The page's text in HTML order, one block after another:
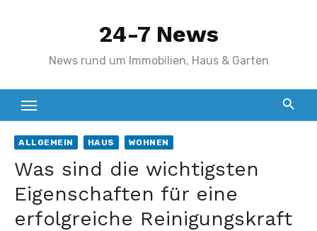
24-7 News
News rund um Immobilien, Haus & Garten
ALLGEMEIN HAUS WOHNEN
Was sind die wichtigsten
Eigenschaften für eine
erfolgreiche Reinigungskraft